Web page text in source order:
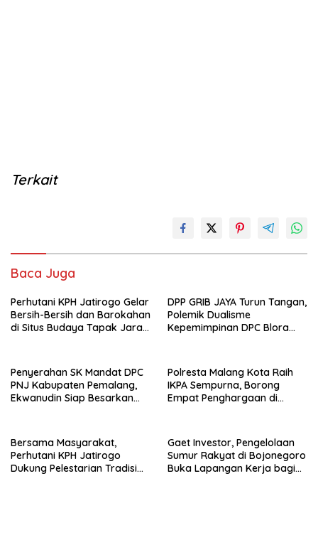
Terkait
Baca Juga
Perhutani KPH Jatirogo Gelar
Bersih-Bersih dan Barokahan
di Situs Budaya Tapak Jaran,
DPP GRIB JAYA Turun Tangan,
Polemik Dualisme
Kepemimpinan DPC Blora
Penyerahan SK Mandat DPC
PNJ Kabupaten Pemalang,
Ekwanudin Siap Besarkan
Polresta Malang Kota Raih
IKPA Sempurna, Borong
Empat Penghargaan di
Bersama Masyarakat,
Perhutani KPH Jatirogo
Dukung Pelestarian Tradisi
Gaet Investor, Pengelolaan
Sumur Rakyat di Bojonegoro
Buka Lapangan Kerja bagi